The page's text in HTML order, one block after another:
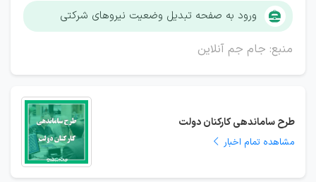
ورود به صفحه تبدیل وضعیت نیروهای شرکتی
منبع: جام جم آنلاین
طرح ساماندهی کارکنان دولت
مشاهده تمام اخبار